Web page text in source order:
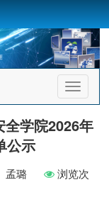
首
页
航
全学院2026年
公示
孟璐
浏览次